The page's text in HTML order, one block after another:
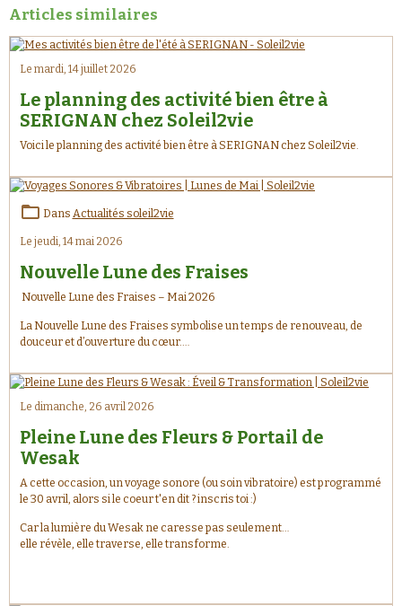
Articles similaires
Le mardi, 14 juillet 2026
Le planning des activité bien être à
SERIGNAN chez Soleil2vie
Voici le planning des activité bien être à SERIGNAN chez Soleil2vie.
Dans Actualités soleil2vie
Le jeudi, 14 mai 2026
Nouvelle Lune des Fraises
Nouvelle Lune des Fraises – Mai 2026
La Nouvelle Lune des Fraises symbolise un temps de renouveau, de
douceur et d’ouverture du cœur.
patience, elle nous invite à accueillir ce qui mûrit en nous : nouvelles
intentions, élans du cœur, guérisons intérieures et transformations
profondes. ✨
Le dimanche, 26 avril 2026
Pleine Lune des Fleurs & Portail de
Wesak
A cette occasion, un voyage sonore (ou soin vibratoire) est programmé
le 30 avril, alors si le coeur t'en dit ? inscris toi :)
Car la lumière du Wesak ne caresse pas seulement…
elle révèle, elle traverse, elle transforme.